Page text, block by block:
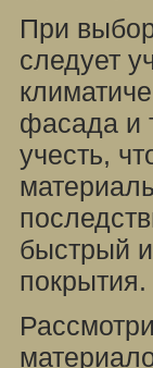
При
следует
фасада и
учесть,
быстрый
покрытия.